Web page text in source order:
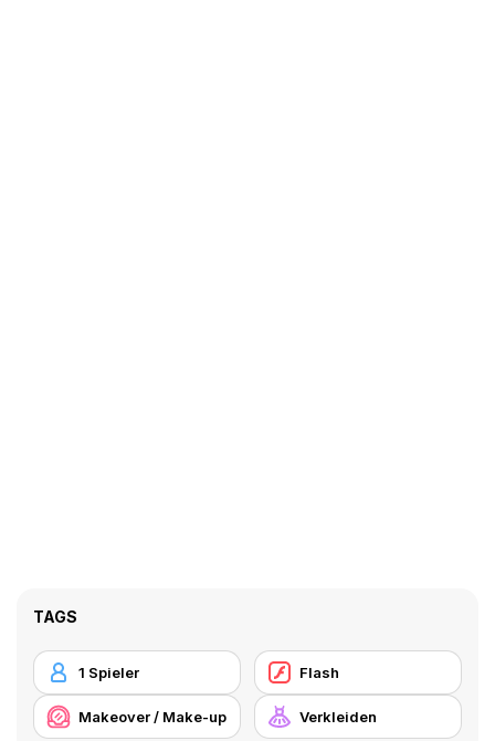
TAGS
1 Spieler Flash
Makeover / Make-up Verkleiden